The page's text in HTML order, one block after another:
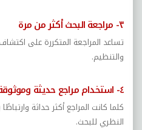
٣- مراجعة البحث أكثر من مرة
تساعد المراجعة المتكررة على
والتنظيم.
٤- استخدام مراجع حديثة وموثوقة
كلما كانت المراجع أكثر حداثة
النظري للبحث.